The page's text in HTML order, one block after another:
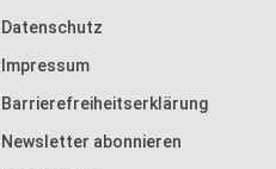
Datenschutz
Impressum
Barrierefreiheitserklärung
Newsletter abonnieren